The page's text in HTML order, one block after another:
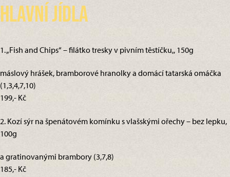
Hlavní jídla
1. „Fish and Chips“ – filátko tresky v pivním těstíčku,, 150g
máslový hrášek, bramborové hranolky a domácí tatarská omáčka
(1,3,4,7,10)
199,- Kč
2. Kozí sýr na špenátovém komínku s vlašskými ořechy – bez lepku,
100g
a gratinovanými brambory (3,7,8)
185,- Kč